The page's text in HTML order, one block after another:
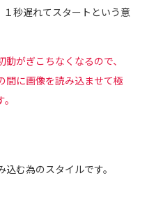
秒遅れてスタートという意
がぎこちなくなるので、
間に画像を読み込ませて極
む為のスタイルです。